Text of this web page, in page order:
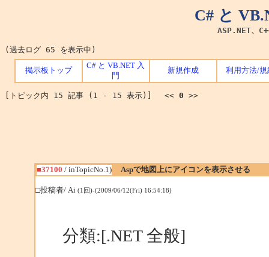
C# と
ASP.NET、
(過去ログ 65 を表示中)
掲示板トップ
C# と VB.NET 入
門
新規作成 利用方法/規
[トピック内 15 記事 (1 - 15 表示)] << 0 >>
■37100 / inTopicNo.1) Aspで地図上にアイコンを表示させる
□投稿者/ Ai (1回)-(2009/06/12(Fri) 16:54:18)
分類:[.NET 全般]